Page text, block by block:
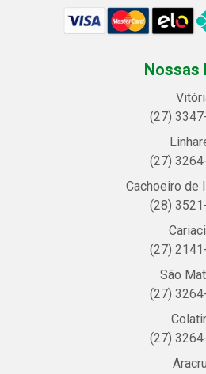
Nossas
(27)
(27)
Cachoeiro de
(28)
(27)
São
(27)
(27)